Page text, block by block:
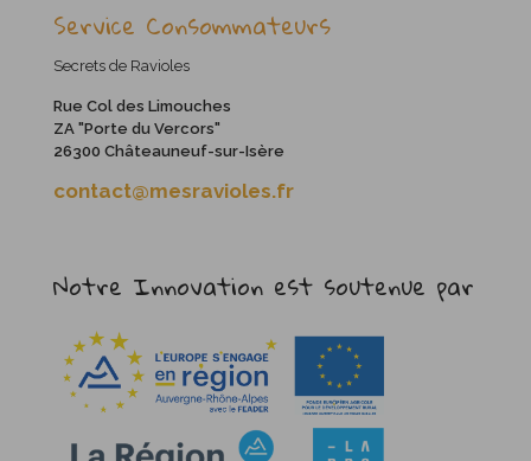
Service Consommateurs
Secrets de Ravioles
Rue Col des Limouches
ZA "Porte du Vercors"
26300 Châteauneuf-sur-Isère
contact@mesravioles.fr
Notre Innovation est soutenue par